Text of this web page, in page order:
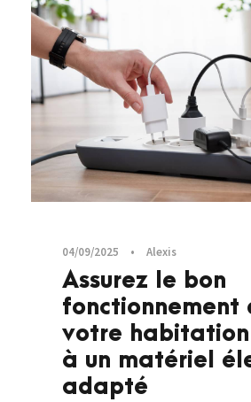
04/09/2025 • Alexis
Assurez le bon
fonctionnement
votre
à un matériel
adapté